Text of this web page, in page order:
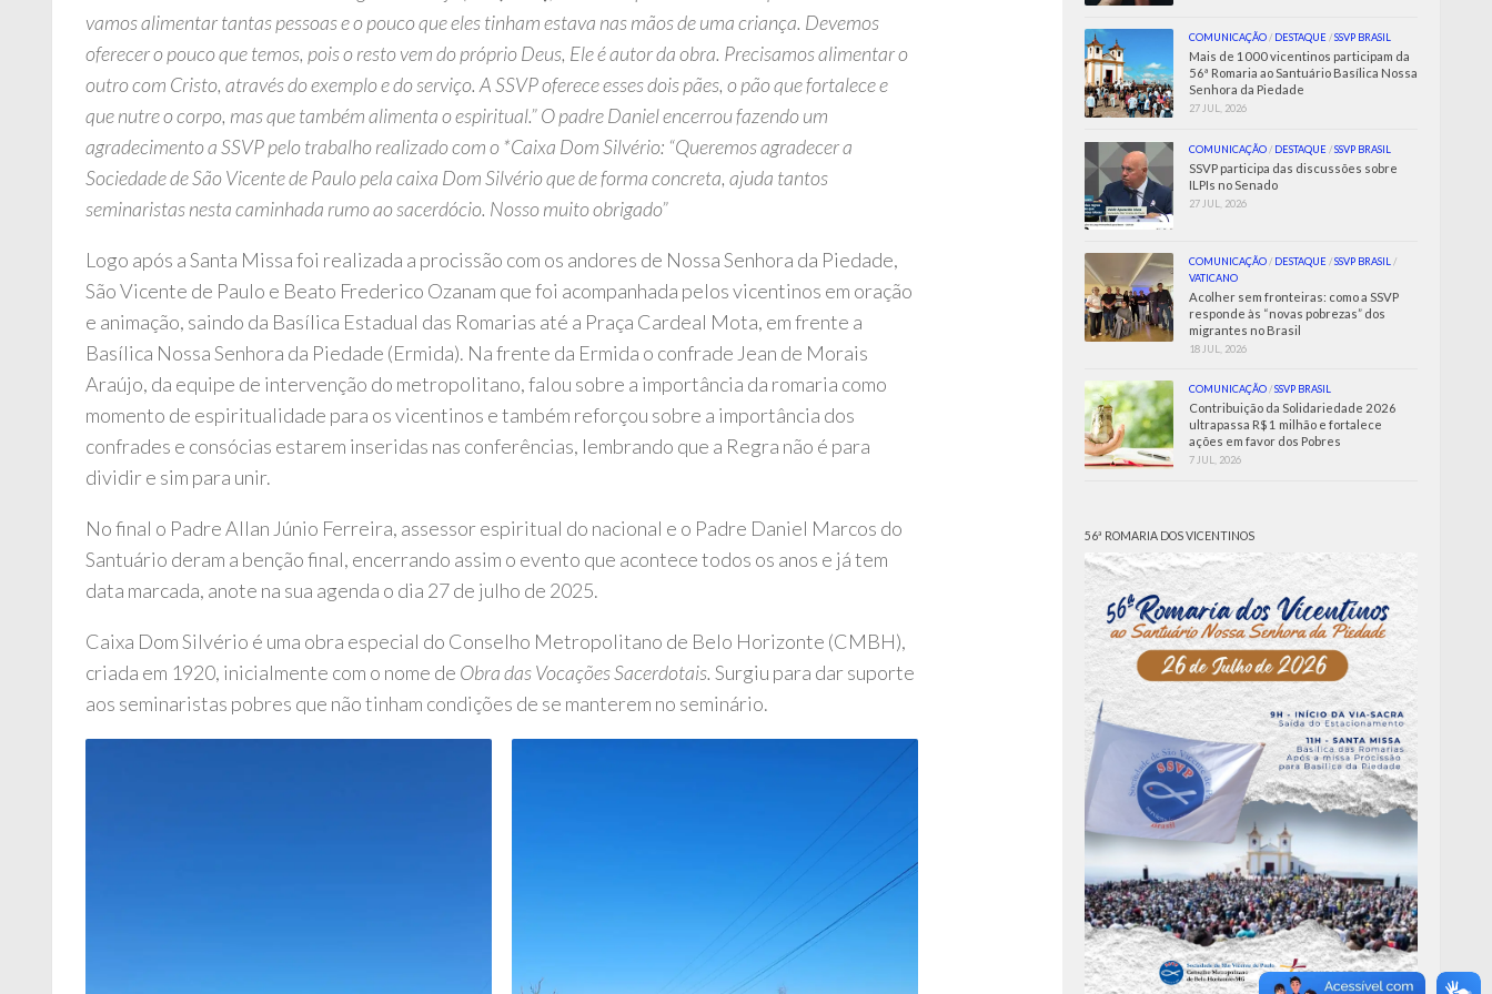
vamos alimentar tantas pessoas e o pouco que eles tinham estava nas mãos de uma criança. Devemos
oferecer o pouco que temos, pois o resto vem do próprio Deus, Ele é autor da obra. Precisamos alimentar o
outro com Cristo, através do exemplo e do serviço. A SSVP oferece esses dois pães, o pão que fortalece e
que nutre o corpo, mas que também alimenta o espiritual.” O padre Daniel encerrou fazendo um
agradecimento a SSVP pelo trabalho realizado com o *Caixa Dom Silvério: “Queremos agradecer a
Sociedade de São Vicente de Paulo pela caixa Dom Silvério que de forma concreta, ajuda tantos
seminaristas nesta caminhada rumo ao sacerdócio. Nosso muito obrigado”
Logo após a Santa Missa foi realizada a procissão com os andores de Nossa Senhora da Piedade,
São Vicente de Paulo e Beato Frederico Ozanam que foi acompanhada pelos vicentinos em oração
e animação, saindo da Basílica Estadual das Romarias até a Praça Cardeal Mota, em frente a
Basílica Nossa Senhora da Piedade (Ermida). Na frente da Ermida o confrade Jean de Morais
Araújo, da equipe de intervenção do metropolitano, falou sobre a importância da romaria como
momento de espiritualidade para os vicentinos e também reforçou sobre a importância dos
confrades e consócias estarem inseridas nas conferências, lembrando que a Regra não é para
dividir e sim para unir.
No final o Padre Allan Júnio Ferreira, assessor espiritual do nacional e o Padre Daniel Marcos do
Santuário deram a benção final, encerrando assim o evento que acontece todos os anos e já tem
data marcada, anote na sua agenda o dia 27 de julho de 2025.
Caixa Dom Silvério é uma obra especial do Conselho Metropolitano de Belo Horizonte (CMBH),
criada em 1920, inicialmente com o nome de Obra das Vocações Sacerdotais. Surgiu para dar suporte
aos seminaristas pobres que não tinham condições de se manterem no seminário.
COMUNICAÇÃO / DESTAQUE /SSVP BRASIL
Mais de 1000 vicentinos participam da
56ª Romaria ao Santuário Basílica Nossa
Senhora da Piedade
27 JUL, 2026
COMUNICAÇÃO / DESTAQUE /SSVP BRASIL
SSVP participa das discussões sobre
ILPIs no Senado
27 JUL, 2026
COMUNICAÇÃO / DESTAQUE /SSVP BRASIL /
VATICANO
Acolher sem fronteiras: como a SSVP
responde às “novas pobrezas” dos
migrantes no Brasil
18 JUL, 2026
COMUNICAÇÃO /SSVP BRASIL
Contribuição da Solidariedade 2026
ultrapassa R$ 1 milhão e fortalece
ações em favor dos Pobres
7 JUL, 2026
56ª ROMARIA DOS VICENTINOS